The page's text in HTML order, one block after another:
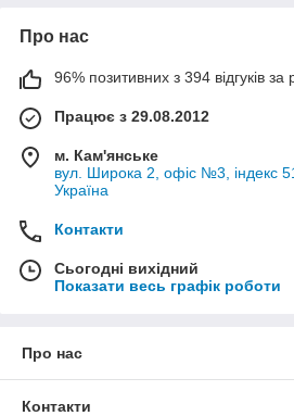
Про нас
96% позитивних з 394 відгуків за
Працює з 29.08.2012
м. Кам'янське
вул. Широка 2, офіс №3, індекс
Україна
Контакти
Сьогодні вихідний
Показати весь графік роботи
Про нас
Контакти